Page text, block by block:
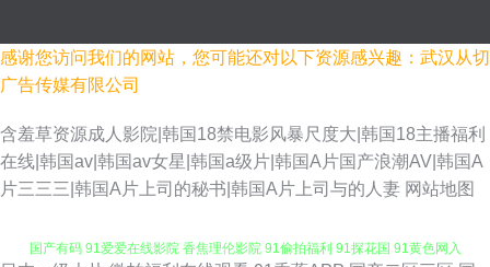
感谢您访问我们的网站，您可能还对以下资源感兴趣：武汉从切
广告传媒有限公司
含羞草资源成人影院|韩国18禁电影风暴尺度大|韩国18主播福利
在线|韩国av|韩国av女星|韩国a级片|韩国A片国产浪潮AV|韩国A
片三三三|韩国A片上司的秘书|韩国A片上司与的人妻 网站地图